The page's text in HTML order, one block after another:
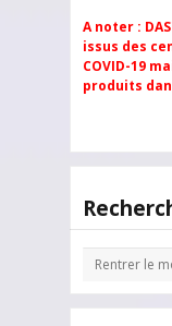
A noter :
issus des
COVID-19
produits